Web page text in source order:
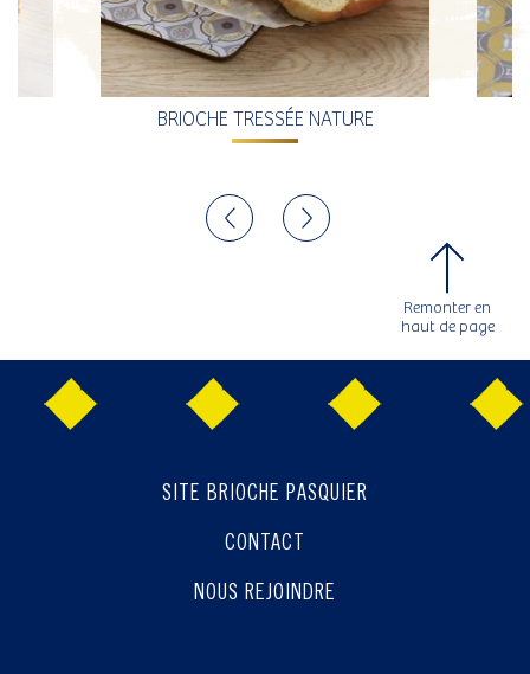
BRIOCHE TRESSÉE NATURE
Remonter en
haut de page
SITE BRIOCHE PASQUIER
CONTACT
NOUS REJOINDRE